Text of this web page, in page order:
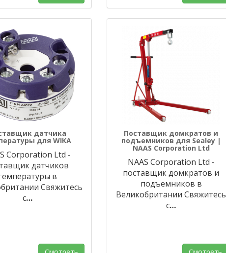
датчика
для WIKA
Corporation Ltd -
датчиков
в
Свяжитесь
с…
Поставщик домкратов и
подъемников для Sealey |
NAAS Corporation Ltd
NAAS Corporation Ltd -
поставщик домкратов и
подъемников в
Великобритании Свяжитесь
с…